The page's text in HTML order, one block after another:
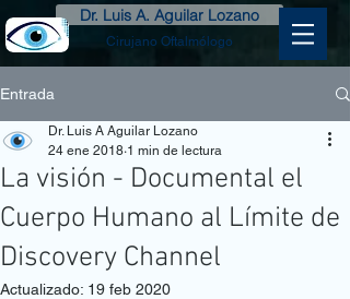
Dr. Luis A. Aguilar Lozano
Cirujano Oftalmólogo
Entrada
La visión - Documental el
Cuerpo Humano al Límite de
Discovery Channel
Dr. Luis A Aguilar Lozano
24 ene 2018 1 min de lectura
Actualizado: 19 feb 2020